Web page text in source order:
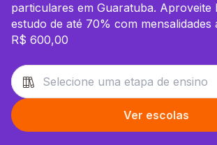
particulares em Guaratuba. Aproveite
estudo de até 70% com mensalidades
R$ 600,00
Ver escolas